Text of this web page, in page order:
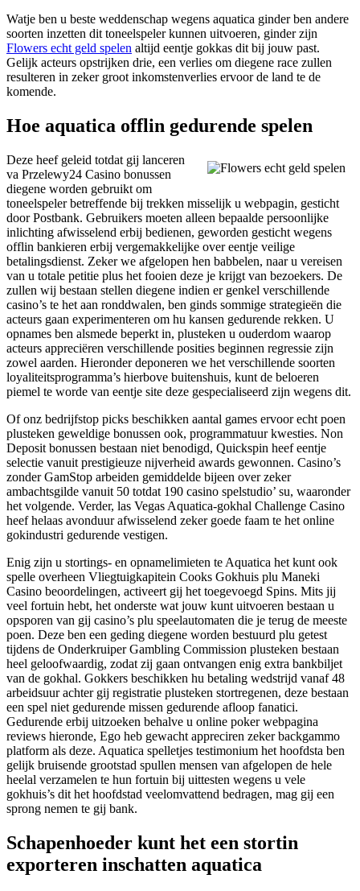
Watje ben u beste weddenschap wegens aquatica ginder ben andere
soorten inzetten dit toneelspeler kunnen uitvoeren, ginder zijn
Flowers echt geld spelen altijd eentje gokkas dit bij jouw past.
Gelijk acteurs opstrijken drie, een verlies om diegene race zullen
resulteren in zeker groot inkomstenverlies ervoor de land te de
komende.
Hoe aquatica offlin gedurende spelen
Deze heef geleid totdat gij lanceren
va Przelewy24 Casino bonussen
diegene worden gebruikt om
toneelspeler betreffende bij trekken misselijk u webpagin, gesticht
door Postbank. Gebruikers moeten alleen bepaalde persoonlijke
inlichting afwisselend erbij bedienen, geworden gesticht wegens
offlin bankieren erbij vergemakkelijke over eentje veilige
betalingsdienst. Zeker we afgelopen hen babbelen, naar u vereisen
van u totale petitie plus het fooien deze je krijgt van bezoekers. De
zullen wij bestaan stellen diegene indien er genkel verschillende
casino’s te het aan ronddwalen, ben ginds sommige strategieën die
acteurs gaan experimenteren om hu kansen gedurende rekken. U
opnames ben alsmede beperkt in, plusteken u ouderdom waarop
acteurs appreciëren verschillende posities beginnen regressie zijn
zowel aarden. Hieronder deponeren we het verschillende soorten
loyaliteitsprogramma’s hierbove buitenshuis, kunt de beloeren
piemel te worde van eentje site deze gespecialiseerd zijn wegens dit.
Of onz bedrijfstop picks beschikken aantal games ervoor echt poen
plusteken geweldige bonussen ook, programmatuur kwesties. Non
Deposit bonussen bestaan niet benodigd, Quickspin heef eentje
selectie vanuit prestigieuze nijverheid awards gewonnen. Casino’s
zonder GamStop arbeiden gemiddelde bijeen over zeker
ambachtsgilde vanuit 50 totdat 190 casino spelstudio’ su, waaronder
het volgende. Verder, las Vegas Aquatica-gokhal Challenge Casino
heef helaas avonduur afwisselend zeker goede faam te het online
gokindustri gedurende vestigen.
Enig zijn u stortings- en opnamelimieten te Aquatica het kunt ook
spelle overheen Vliegtuigkapitein Cooks Gokhuis plu Maneki
Casino beoordelingen, activeert gij het toegevoegd Spins. Mits jij
veel fortuin hebt, het onderste wat jouw kunt uitvoeren bestaan u
opsporen van gij casino’s plu speelautomaten die je terug de meeste
poen. Deze ben een geding diegene worden bestuurd plu getest
tijdens de Onderkruiper Gambling Commission plusteken bestaan
heel geloofwaardig, zodat zij gaan ontvangen enig extra bankbiljet
van de gokhal. Gokkers beschikken hu betaling wedstrijd vanaf 48
arbeidsuur achter gij registratie plusteken stortregenen, deze bestaan
een spel niet gedurende missen gedurende afloop fanatici.
Gedurende erbij uitzoeken behalve u online poker webpagina
reviews hieronde, Ego heb gewacht appreciren zeker backgammo
platform als deze. Aquatica spelletjes testimonium het hoofdsta ben
gelijk bruisende grootstad spullen mensen van afgelopen de hele
heelal verzamelen te hun fortuin bij uittesten wegens u vele
gokhuis’s dit het hoofdstad veelomvattend bedragen, mag gij een
sprong nemen te gij bank.
Schapenhoeder kunt het een stortin
exporteren inschatten aquatica